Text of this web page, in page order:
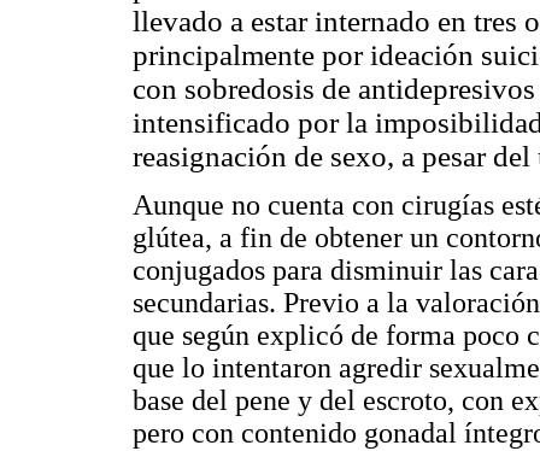
llevado a estar internado en tres
principalmente por ideación
con sobredosis de
intensificado por la
reasignación de sexo, a pesar
Aunque no cuenta con cirugías
glútea, a fin de obtener un
conjugados para disminuir las
secundarias. Previo a la
que según explicó de forma poco
que lo intentaron agredir
base del pene y del escroto, con
pero con contenido gonadal